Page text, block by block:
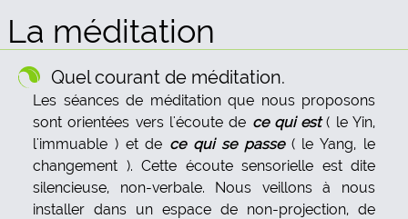
La méditation
Quel courant de méditation.
Les séances de méditation que nous proposons
sont orientées vers l'écoute de ce qui est( le Yin,
l'immuable ) et de ce qui se passe( le Yang, le
changement ). Cette écoute sensorielle est dite
silencieuse, non-verbale. Nous veillons à nous
installer dans un espace de non-projection, de